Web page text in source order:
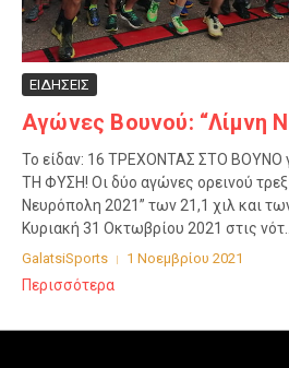
ΕΙΔΗΣΕΙΣ
Αγώνες Βουνού: “Λίμνη
Το είδαν: 16 ΤΡΕΧΟΝΤΑΣ ΣΤΟ ΒΟΥΝΟ
ΤΗ ΦΥΣΗ! Οι δύο αγώνες ορεινού
Νευρόπολη 2021” των 21,1 χιλ και
Κυριακή 31 Οκτωβρίου 2021 στις
GalatsiSports 1 Νοεμβρίου 2021
Περισσότερα